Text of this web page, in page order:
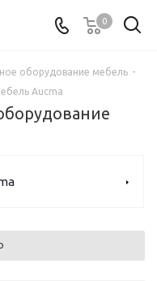
0
оборудование мебель -
Aucma